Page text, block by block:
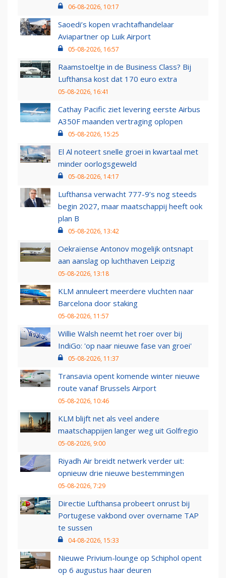
06-08-2026, 10:17
Saoedi’s kopen vrachtafhandelaar
Aviapartner op Luik Airport
05-08-2026, 16:57
Raamstoeltje in de Business Class? Bij
Lufthansa kost dat 170 euro extra
05-08-2026, 16:41
Cathay Pacific ziet levering eerste Airbus
A350F maanden vertraging oplopen
05-08-2026, 15:25
El Al noteert snelle groei in kwartaal met
minder oorlogsgeweld
05-08-2026, 14:17
Lufthansa verwacht 777-9’s nog steeds
begin 2027, maar maatschappij heeft ook
plan B
05-08-2026, 13:42
Oekraïense Antonov mogelijk ontsnapt
aan aanslag op luchthaven Leipzig
05-08-2026, 13:18
KLM annuleert meerdere vluchten naar
Barcelona door staking
05-08-2026, 11:57
Willie Walsh neemt het roer over bij
IndiGo: 'op naar nieuwe fase van groei'
05-08-2026, 11:37
Transavia opent komende winter nieuwe
route vanaf Brussels Airport
05-08-2026, 10:46
KLM blijft net als veel andere
maatschappijen langer weg uit Golfregio
05-08-2026, 9:00
Riyadh Air breidt netwerk verder uit:
opnieuw drie nieuwe bestemmingen
05-08-2026, 7:29
Directie Lufthansa probeert onrust bij
Portugese vakbond over overname TAP
te sussen
04-08-2026, 15:33
Nieuwe Privium-lounge op Schiphol opent
op 6 augustus haar deuren